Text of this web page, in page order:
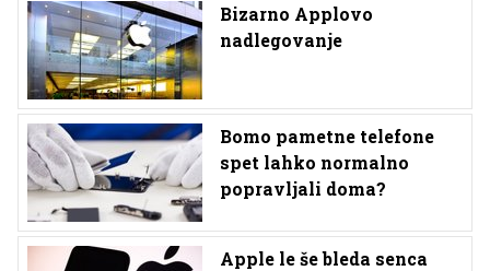
Bizarno Applovo
nadlegovanje
Bomo pametne telefone
spet lahko normalno
popravljali doma?
Apple le še bleda senca